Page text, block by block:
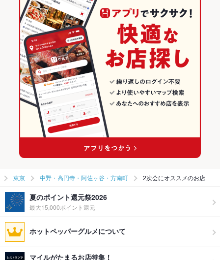
東京 中野・高円寺・阿佐ヶ谷・方南町 2次会にオススメのお店
夏のポイント還元祭2026
最大15,000ポイント還元
ホットペッパーグルメについて
マイルがたまるお店特集！